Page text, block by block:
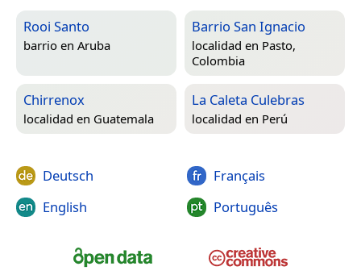
Rooi Santo
barrio en Aruba
Barrio San Ignacio
localidad en Pasto,
Colombia
Chirrenox
localidad en Guatemala
La Caleta Culebras
localidad en Perú
Deutsch
English
Français
Português